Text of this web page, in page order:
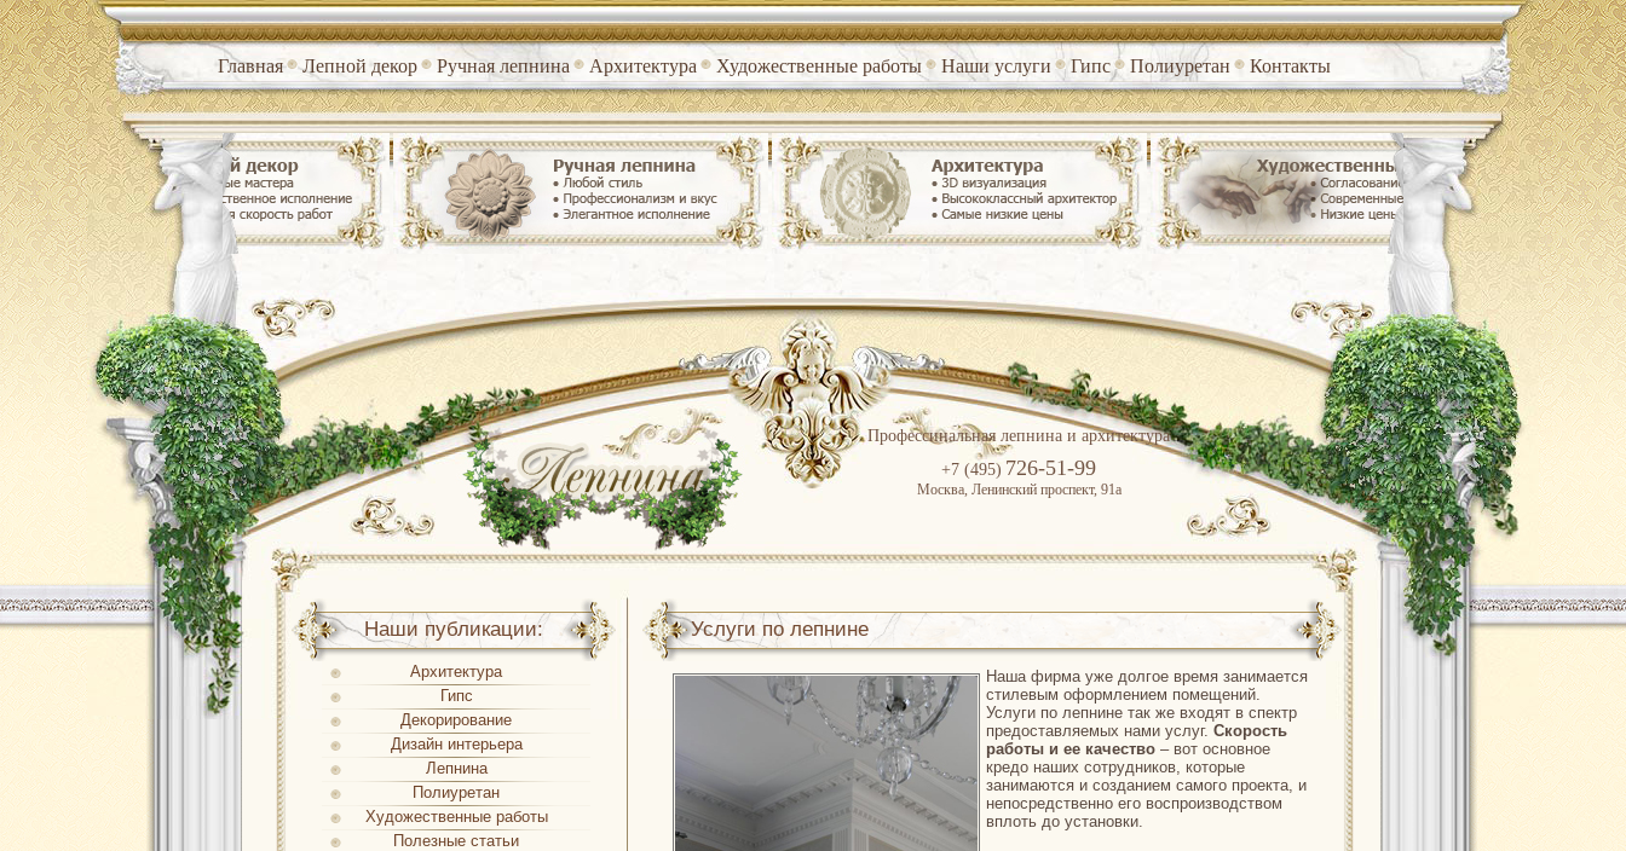
Главная Лепной декор Ручная лепнина Архитектура Художественные работы Наши услуги Гипс Полиуретан Контакты
Профессинальная лепнина и архитектура
+7 (495) 726-51-99
Москва, Ленинский проспект, 91а
Услуги по лепнине
Наша фирма уже долгое время занимается
стилевым оформлением помещений.
Услуги по лепнине так же входят в спектр
предоставляемых нами услуг. Скорость
работы и ее качество – вот основное
кредо наших сотрудников, которые
занимаются и созданием самого проекта, и
непосредственно его воспроизводством
вплоть до установки.
Наши публикации:
Архитектура
Гипс
Декорирование
Дизайн интерьера
Лепнина
Полиуретан
Художественные работы
Полезные статьи